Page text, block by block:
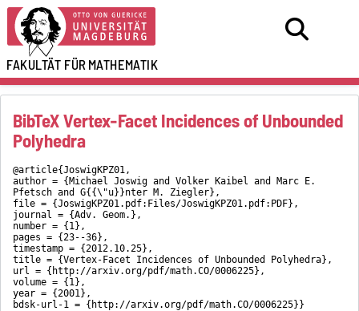
FAKULTÄT FÜRMATHEMATIK
BibTeX Vertex-Facet Incidences of Unbounded
Polyhedra
@article{JoswigKPZ01,
author = {Michael Joswig and Volker Kaibel and Marc E.
Pfetsch and G{{\"u}}nter M. Ziegler},
file = {JoswigKPZ01.pdf:Files/JoswigKPZ01.pdf:PDF},
journal = {Adv. Geom.},
number = {1},
pages = {23--36},
timestamp = {2012.10.25},
title = {Vertex-Facet Incidences of Unbounded Polyhedra},
url = {http://arxiv.org/pdf/math.CO/0006225},
volume = {1},
year = {2001},
bdsk-url-1 = {http://arxiv.org/pdf/math.CO/0006225}}